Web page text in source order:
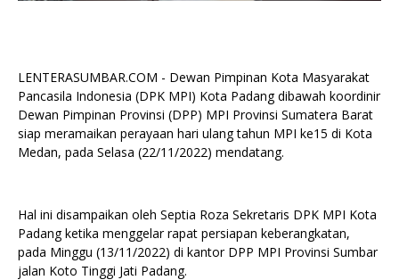
LENTERASUMBAR.COM - Dewan Pimpinan Kota Masyarakat
Pancasila Indonesia (DPK MPI) Kota Padang dibawah koordinir
Dewan Pimpinan Provinsi (DPP) MPI Provinsi Sumatera Barat
siap meramaikan perayaan hari ulang tahun MPI ke15 di Kota
Medan, pada Selasa (22/11/2022) mendatang.
Hal ini disampaikan oleh Septia Roza Sekretaris DPK MPI Kota
Padang ketika menggelar rapat persiapan keberangkatan,
pada Minggu (13/11/2022) di kantor DPP MPI Provinsi Sumbar
jalan Koto Tinggi Jati Padang.